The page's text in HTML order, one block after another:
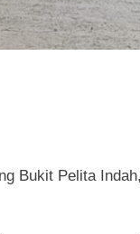
Bukit Pelita